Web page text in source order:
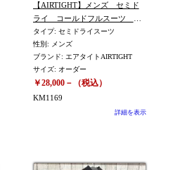
【AIRTIGHT】メンズ セミド
ライ コールドフルスーツ
ORDERサイズ(身長159㎝ 体重
64㎏) ※KM1169
タイプ: セミドライスーツ
性別: メンズ
ブランド: エアタイトAIRTIGHT
サイズ: オーダー
￥28,000－（税込）
KM1169
詳細を表示